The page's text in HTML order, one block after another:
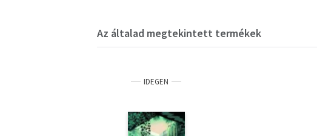
Az általad megtekintett termékek
IDEGEN